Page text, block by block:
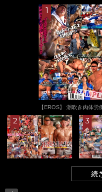
獣 -肉便器アフター5-